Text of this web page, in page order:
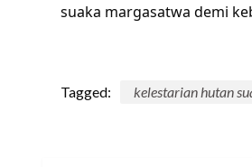
suaka margasatwa demi
Tagged: kelestarian hutan